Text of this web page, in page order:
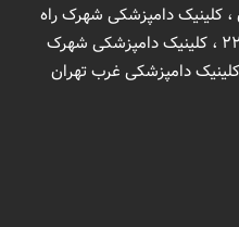
کلینیک دامپزشکی شهرک راه
آهن ، کلینیک دامپزشکی منطقه 22 ، کلینیک دامپزشکی شهرک
دامپزشکی غرب تهران